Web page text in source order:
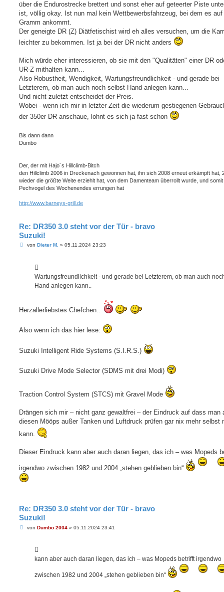
über die Endurostrecke brettert und sonst eher auf geteerter Piste
ist, völlig okay. Ist nun mal kein Wettbewerbsfahrzeug, bei dem es auf
Gramm ankommt.
Der geneigte DR (Z) Diätfetischist wird eh alles versuchen, um die
leichter zu bekommen. Ist ja bei der DR nicht anders
Mich würde eher interessieren, ob sie mit den "Qualitäten" einer DR
UR-Z mithalten kann...
Also Robustheit, Wendigkeit, Wartungsfreundlichkeit - und gerade bei
Letzterem, ob man auch noch selbst Hand anlegen kann...
Und nicht zuletzt entscheidet der Preis.
Wobei - wenn ich mir in letzter Zeit die wiederum gestiegenen
der 350er DR anschaue, lohnt es sich ja fast schon
Bis dann dann
Dumbo
Der, der mit Hajo´s Hillclimb-Bitch
den Hillclimb 2006 in Dreckenach gewonnen hat, ihn sich 2008 erneut erkämpft hat,
wieder die größte Weite erziehlt hat, von dem Damenteam überrollt wurde, und somit
Pechvogel des Wochenendes errungen hat
http://www.barneys-grill.de
Re: DR350 3.0 steht vor der Tür - bravo
Suzuki!
Bvon Dieter M. » 05.11.2024 23:23
Wartungsfreundlichkeit - und gerade bei Letzterem, ob man auch
Hand anlegen kann..
Herzallerliebstes Chefchen..
Also wenn ich das hier lese:
Suzuki Intelligent Ride Systems (S.I.R.S.)
Suzuki Drive Mode Selector (SDMS mit drei Modi)
Traction Control System (STCS) mit Gravel Mode
Drängen sich mir – nicht ganz gewaltfrei – der Eindruck auf dass man
diesen Mööps außer Tanken und Luftdruck prüfen gar nix mehr selbst
kann.
Dieser Eindruck kann aber auch daran liegen, das ich – was Mopeds
irgendwo zwischen 1982 und 2004 „stehen geblieben bin“
Re: DR350 3.0 steht vor der Tür - bravo
Suzuki!
Bvon Dumbo 2004» 05.11.2024 23:41
kann aber auch daran liegen, das ich – was Mopeds betrifft irgendwo
zwischen 1982 und 2004 „stehen geblieben bin“